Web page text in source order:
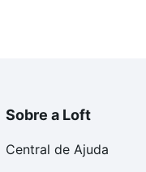
Sobre a Loft
Central de Ajuda